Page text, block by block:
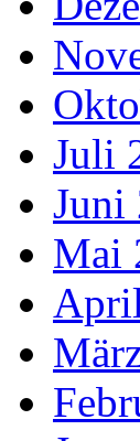
Juli
Juni
Mai